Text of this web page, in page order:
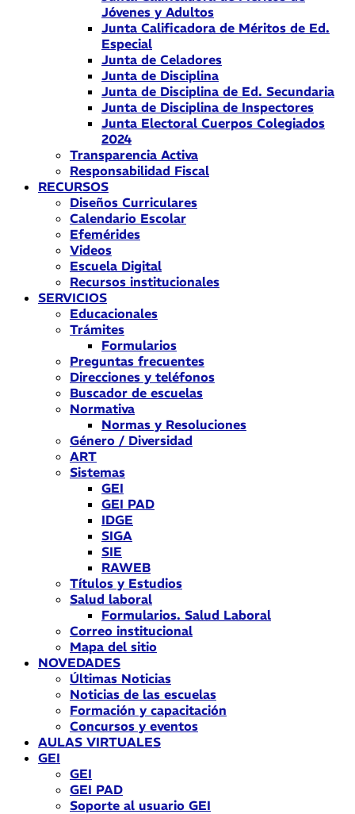
Jóvenes y Adultos
Junta Calificadora de Méritos de Ed.
Especial
Junta de Celadores
Junta de Disciplina
Junta de Disciplina de Ed. Secundaria
Junta de Disciplina de Inspectores
Junta Electoral Cuerpos Colegiados
2024
Transparencia Activa
Responsabilidad Fiscal
RECURSOS
Diseños Curriculares
Calendario Escolar
Efemérides
Videos
Escuela Digital
Recursos institucionales
SERVICIOS
Educacionales
Trámites
Formularios
Preguntas frecuentes
Direcciones y teléfonos
Buscador de escuelas
Normativa
Normas y Resoluciones
Género / Diversidad
ART
Sistemas
GEI
GEI PAD
IDGE
SIGA
SIE
RAWEB
Títulos y Estudios
Salud laboral
Formularios. Salud Laboral
Correo institucional
Mapa del sitio
NOVEDADES
Últimas Noticias
Noticias de las escuelas
Formación y capacitación
Concursos y eventos
AULAS VIRTUALES
GEI
GEI
GEI PAD
Soporte al usuario GEI